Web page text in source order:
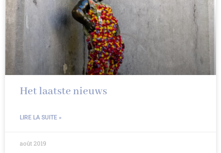
Het laatste nieuws
LIRE LA SUITE »
août 2019